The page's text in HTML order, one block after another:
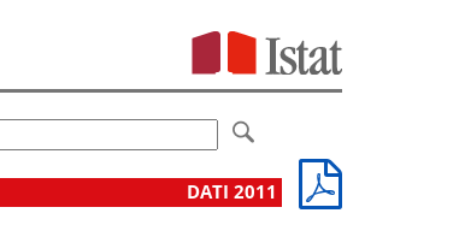
DATI 2011